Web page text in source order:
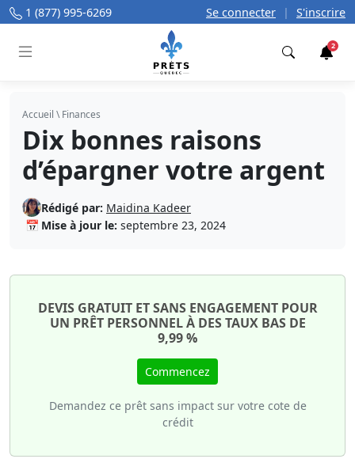
1 (877) 995-6269 Se connecter | S'inscrire
2
Accueil \Finances
Dix bonnes raisons
d’épargner votre argent
Rédigé par: Maidina Kadeer
📅 Mise à jour le: septembre 23, 2024
DEVIS GRATUIT ET SANS ENGAGEMENT POUR
UN PRÊT PERSONNEL À DES TAUX BAS DE
9,99 %
Commencez
Demandez ce prêt sans impact sur votre cote de
crédit